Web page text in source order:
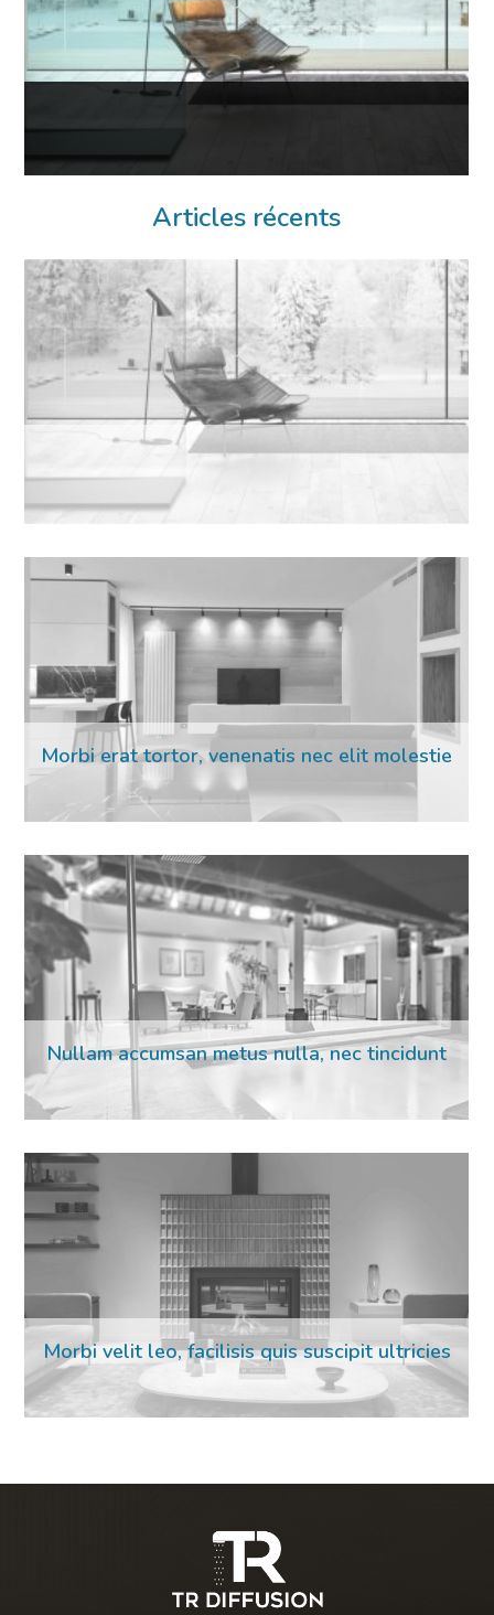
Articles récents
Morbi erat tortor, venenatis nec elit molestie
Nullam accumsan metus nulla, nec tincidunt
Morbi velit leo, facilisis quis suscipit ultricies